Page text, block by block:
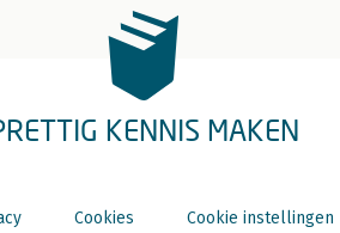
KENNIS MAKEN
Cookies Cookie instellingen